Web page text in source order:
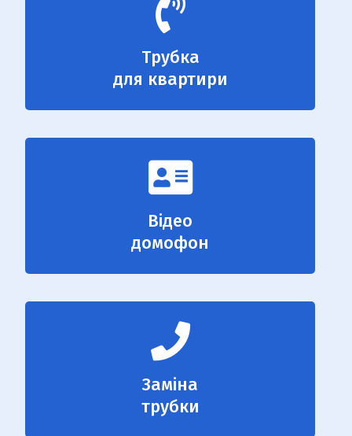
Трубка
для квартири
Відео
домофон
Заміна
трубки